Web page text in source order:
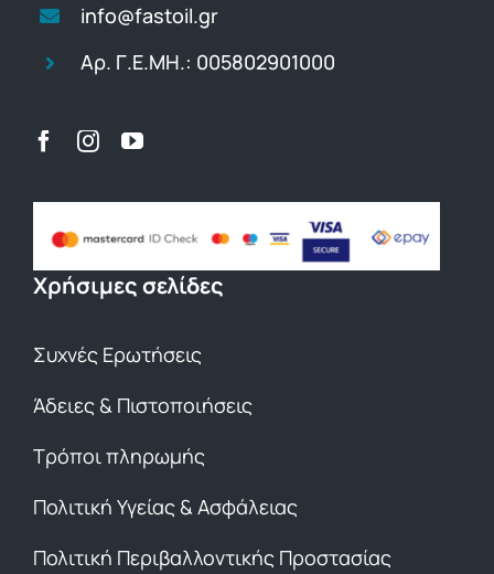
info@fastoil.gr
Αρ. Γ.Ε.ΜΗ.: 005802901000
Χρήσιμες σελίδες
Συχνές Ερωτήσεις
Άδειες & Πιστοποιήσεις
Τρόποι πληρωμής
Πολιτική Υγείας & Ασφάλειας
Πολιτική Περιβαλλοντικής Προστασίας